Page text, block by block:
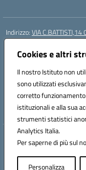
Cookies e altri
Il nostro Istituto non
sono utilizzati
corretto
istituzionali e alla sua
strumenti statistici
Analytics Italia.
Per saperne di più sul
Personalizza
Indirizzo:VIA
Centralino:
Posta elettronica
Codice fiscale:
Codice meccanografico:
Codice Indice delle
Codice unico di fatturazione
Hosting &
Concept